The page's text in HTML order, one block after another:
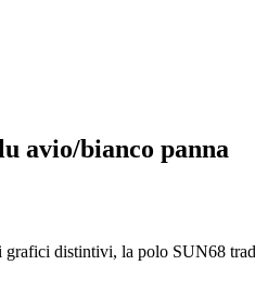
avio/bianco panna
distintivi, la polo SUN68